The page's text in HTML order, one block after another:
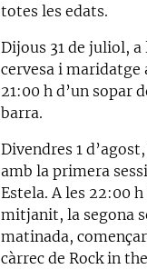
totes les edats.
Dijous 31 de juliol,
cervesa i maridatge
21:00 h d’un sopar
barra.
Divendres 1
amb la primera
Estela. A les 22:00
mitjanit, la segona
matinada,
càrrec de Rock in